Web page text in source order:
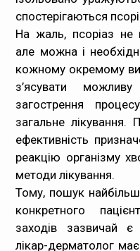
спостерігаються
На жаль, псоріаз не
але можна і
кожному окремому
з’ясувати
загострення
загальне лікування.
ефективність
реакцію організму
методи лікування.
Тому, пошук
конкретного
заходів зазвичай
лікар-дерматолог